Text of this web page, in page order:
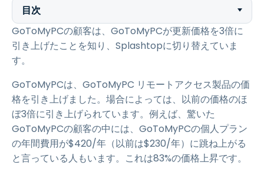
目次
GoToMyPCの顧客は、GoToMyPCが更新価格を3倍に
引き上げたことを知り、Splashtopに切り替えていま
す。
GoToMyPCは、GoToMyPC リモートアクセス製品の価
格を引き上げました。場合によっては、以前の価格のほ
ぼ3倍に引き上げられています。例えば、驚いた
GoToMyPCの顧客の中には、GoToMyPCの個人プラン
の年間費用が$420/年（以前は$230/年）に跳ね上がる
と言っている人もいます。これは83%の価格上昇です。